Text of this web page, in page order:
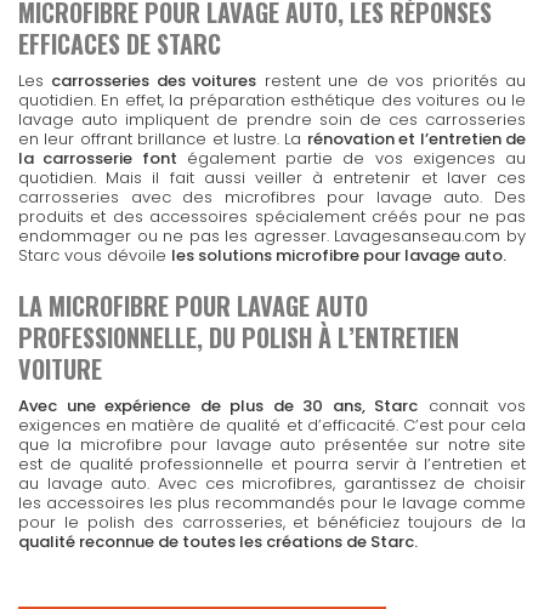
MICROFIBRE POUR LAVAGE AUTO, LES RÉPONSES
EFFICACES DE STARC
Les carrosseries des voitures restent une de vos priorités au
quotidien. En effet, la préparation esthétique des voitures ou le
lavage auto impliquent de prendre soin de ces carrosseries
en leur offrant brillance et lustre. La rénovation et l’entretien de
la carrosserie font également partie de vos exigences au
quotidien. Mais il fait aussi veiller à entretenir et laver ces
carrosseries avec des microfibres pour lavage auto. Des
produits et des accessoires spécialement créés pour ne pas
endommager ou ne pas les agresser. Lavagesanseau.com by
Starc vous dévoile les solutions microfibre pour lavage auto.
LA MICROFIBRE POUR LAVAGE AUTO
PROFESSIONNELLE, DU POLISH À L’ENTRETIEN
VOITURE
Avec une expérience de plus de 30 ans, Starc connait vos
exigences en matière de qualité et d’efficacité. C’est pour cela
que la microfibre pour lavage auto présentée sur notre site
est de qualité professionnelle et pourra servir à l’entretien et
au lavage auto. Avec ces microfibres, garantissez de choisir
les accessoires les plus recommandés pour le lavage comme
pour le polish des carrosseries, et bénéficiez toujours de la
qualité reconnue de toutes les créations de Starc.